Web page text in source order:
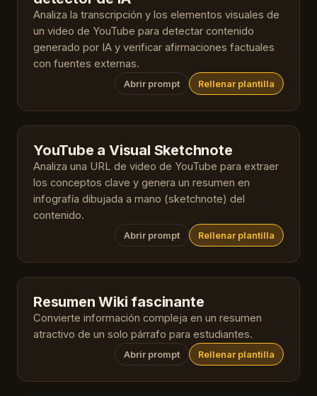
Analiza la transcripción y los elementos visuales de
un video de YouTube para detectar contenido
generado por IA y verificar afirmaciones factuales
con fuentes externas.
Abrir prompt Rellenar plantilla
YouTube a Visual Sketchnote
Analiza una URL de video de YouTube para extraer
los conceptos clave y genera un resumen en
infografía dibujada a mano (sketchnote) del
contenido.
Abrir prompt Rellenar plantilla
Resumen Wiki fascinante
Convierte información compleja en un resumen
atractivo de un solo párrafo para estudiantes.
Abrir prompt Rellenar plantilla